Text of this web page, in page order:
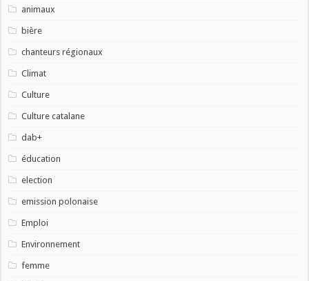
animaux
bière
chanteurs régionaux
Climat
Culture
Culture catalane
dab+
éducation
election
emission polonaise
Emploi
Environnement
femme